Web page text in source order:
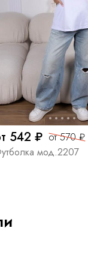
542 ₽ от 570 ₽
мод.2207